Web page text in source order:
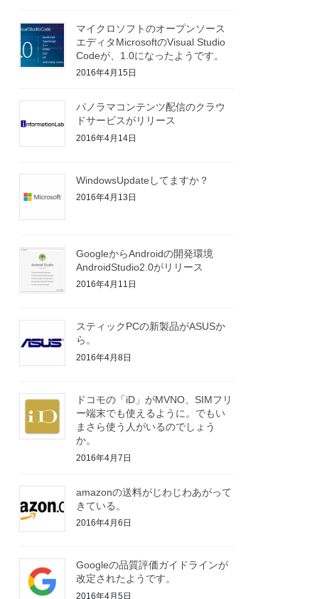
マイクロソフトのオープンソース
エディタMicrosoftのVisual Studio
Codeが、1.0になったようです。
2016年4月15日
パノラマコンテンツ配信のクラウ
ドサービスがリリース
2016年4月14日
WindowsUpdateしてますか？
2016年4月13日
GoogleからAndroidの開発環境
AndroidStudio2.0がリリース
2016年4月11日
スティックPCの新製品がASUSか
ら。
2016年4月8日
ドコモの「iD」がMVNO、SIMフリ
ー端末でも使えるように。でもい
まさら使う人がいるのでしょう
か。
2016年4月7日
amazonの送料がじわじわあがって
きている。
2016年4月6日
Googleの品質評価ガイドラインが
改定されたようです。
2016年4月5日